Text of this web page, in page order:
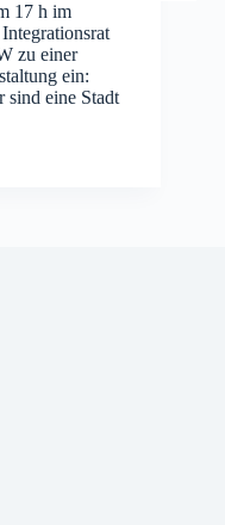
17 h im
zu einer
ein:
eine Stadt